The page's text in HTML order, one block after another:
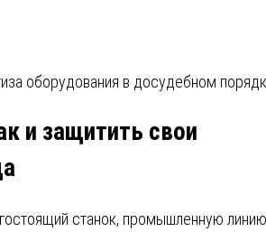
и защитить свои
станок, промышленную